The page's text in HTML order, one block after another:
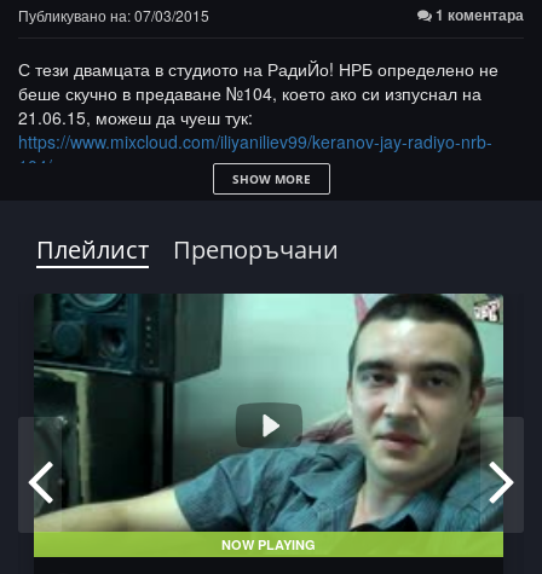
Публикувано на: 07/03/2015 1 коментара
С тези двамцата в студиото на РадиЙо! НРБ определено не
беше скучно в предаване №104, което ако си изпуснал на
21.06.15, можеш да чуеш тук:
https://www.mixcloud.com/iliyaniliev99/keranov-jay-radiyo-nrb-
104/
(не)нормални части. #1
SHOW MORE
Плейлист Препоръчани
NOW PLAYING